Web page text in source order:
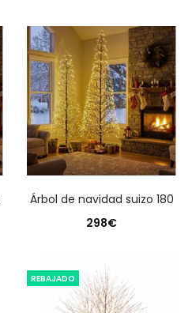
árbol de navidad suizo 180
298€
REBAJADO